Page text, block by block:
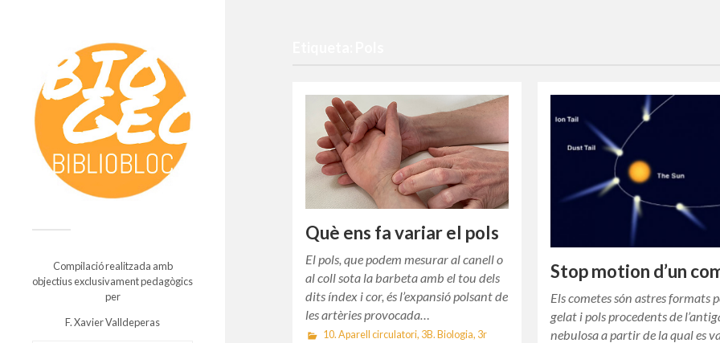
Compilació realitzada amb
objectius exclusivament pedagògics
per
F. Xavier Valldeperas
Què ens fa variar el pols
El pols, que podem mesurar al canell o
al coll sota la barbeta amb el tou dels
dits índex i cor, és l’expansió polsant de
les artèries provocada…
10. Aparell circulatori, 3B. Biologia, 3r
Stop motion d’un
Els cometes són astres formats
gelat i pols procedents de
nebulosa a partir de la qual es